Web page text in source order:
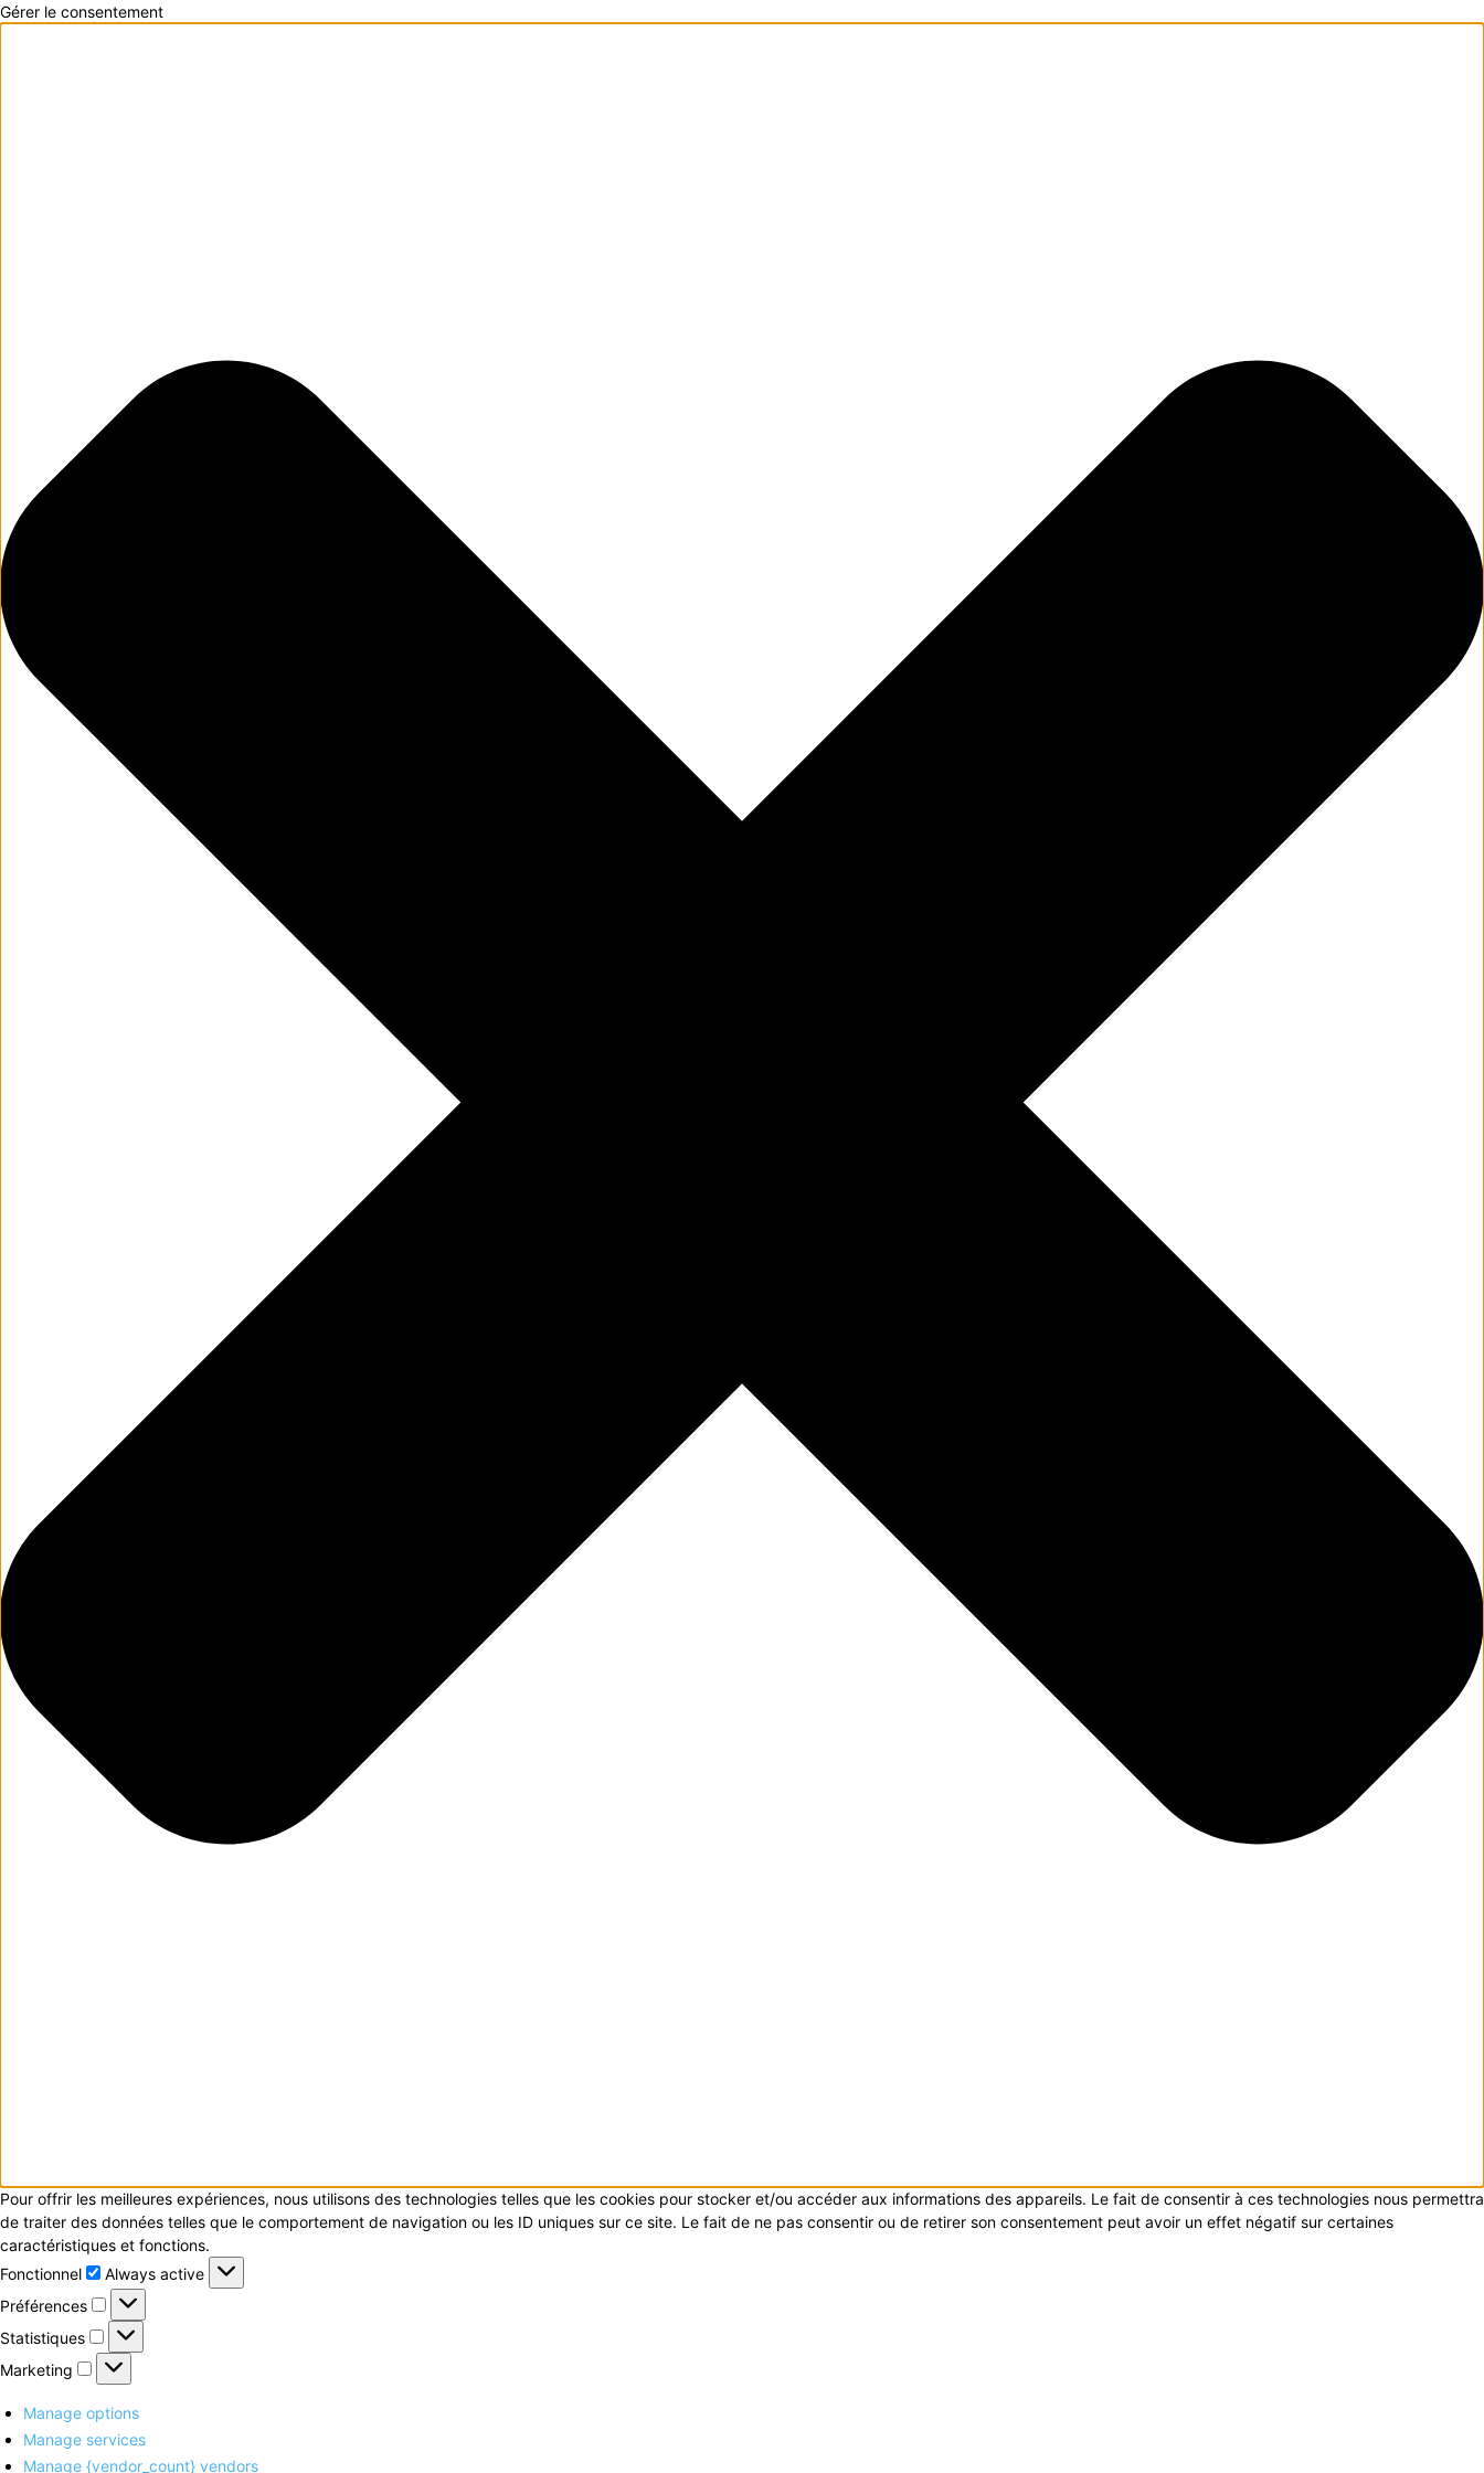
Gérer le consentement
Pour offrir les meilleures expériences, nous utilisons des technologies telles que les cookies pour stocker et/ou accéder aux informations des appareils. Le fait de consentir à ces technologies nous permettra
de traiter des données telles que le comportement de navigation ou les ID uniques sur ce site. Le fait de ne pas consentir ou de retirer son consentement peut avoir un effet négatif sur certaines
caractéristiques et fonctions.
Fonctionnel
Fonctionnel
Always active
Préférences
Préférences
Statistiques
Statistiques
Marketing
Marketing
Manage options
Manage services
Manage {vendor_count} vendors